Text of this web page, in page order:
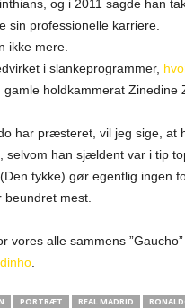
og i 2011 sagde han
sin professionelle karriere.
ikke mere.
i slankeprogrammer,
holdkammerat Zinedine
har præsteret, vil jeg sige, at
selvom han sjældent var i tip
tykke) gør egentlig ingen
mest.
vores alle sammens
.
PORTRÆT REAL MADRID